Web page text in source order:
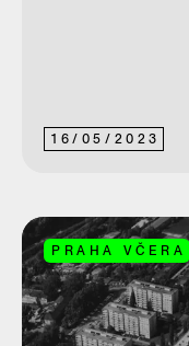
16/ 05/ 2023
PRAHA VČERA